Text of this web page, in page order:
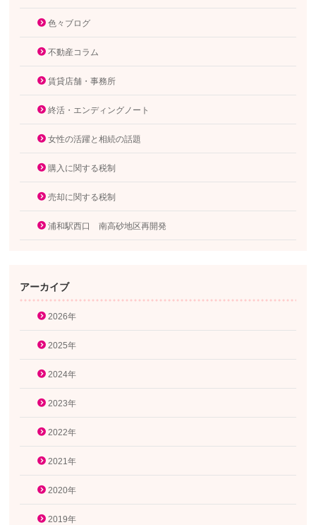
色々ブログ
不動産コラム
賃貸店舗・事務所
終活・エンディングノート
女性の活躍と相続の話題
購入に関する税制
売却に関する税制
浦和駅西口 南高砂地区再開発
アーカイブ
2026年
2025年
2024年
2023年
2022年
2021年
2020年
2019年